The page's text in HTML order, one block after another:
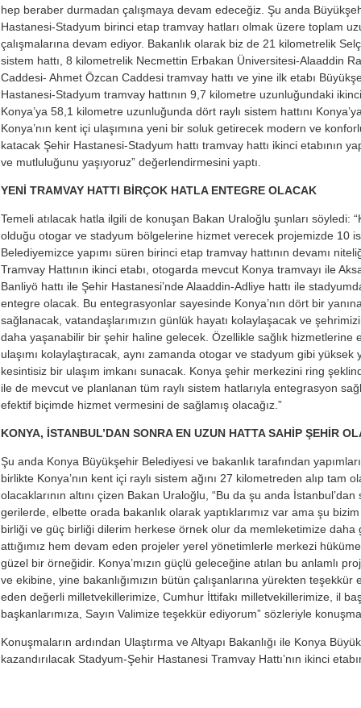
hep beraber durmadan çalışmaya devam edeceğiz. Şu anda
Hastanesi-Stadyum birinci etap tramvay hatları olmak üzere toplam
çalışmalarına devam ediyor. Bakanlık olarak biz de 21 kilometrelik
sistem hattı, 8 kilometrelik Necmettin Erbakan Üniversitesi-Alaaddin
Caddesi- Ahmet Özcan Caddesi tramvay hattı ve yine ilk etabı
Hastanesi-Stadyum tramvay hattının 9,7 kilometre uzunluğundaki
Konya’ya 58,1 kilometre uzunluğunda dört raylı sistem hattını
Konya’nın kent içi ulaşımına yeni bir soluk getirecek modern ve
katacak Şehir Hastanesi-Stadyum hattı tramvay hattı ikinci etabının
ve mutluluğunu yaşıyoruz” değerlendirmesini yaptı.
YENİ TRAMVAY HATTI BİRÇOK HATLA ENTEGRE OLACAK
Temeli atılacak hatla ilgili de konuşan Bakan Uraloğlu şunları söyledi:
olduğu otogar ve stadyum bölgelerine hizmet verecek projemizde 10
Belediyemizce yapımı süren birinci etap tramvay hattının devamı
Tramvay Hattının ikinci etabı, otogarda mevcut Konya tramvayı ile
Banliyö hattı ile Şehir Hastanesi’nde Alaaddin-Adliye hattı ile
entegre olacak. Bu entegrasyonlar sayesinde Konya’nın dört bir
sağlanacak, vatandaşlarımızın günlük hayatı kolaylaşacak ve
daha yaşanabilir bir şehir haline gelecek. Özellikle sağlık hizmetlerine
ulaşımı kolaylaştıracak, aynı zamanda otogar ve stadyum gibi
kesintisiz bir ulaşım imkanı sunacak. Konya şehir merkezini ring
ile de mevcut ve planlanan tüm raylı sistem hatlarıyla entegrasyon
efektif biçimde hizmet vermesini de sağlamış olacağız.”
KONYA, İSTANBUL’DAN SONRA EN UZUN HATTA SAHİP ŞEHİR
Şu anda Konya Büyükşehir Belediyesi ve bakanlık tarafından
birlikte Konya’nın kent içi raylı sistem ağını 27 kilometreden alıp tam
olacaklarının altını çizen Bakan Uraloğlu, “Bu da şu anda
gerilerde, elbette orada bakanlık olarak yaptıklarımız var ama şu
birliği ve güç birliği dilerim herkese örnek olur da memleketimize daha
attığımız hem devam eden projeler yerel yönetimlerle merkezi
güzel bir örneğidir. Konya’mızın güçlü geleceğine atılan bu anlamlı
ve ekibine, yine bakanlığımızın bütün çalışanlarına yürekten
eden değerli milletvekillerimize, Cumhur İttifakı milletvekillerimize, il
başkanlarımıza, Sayın Valimize teşekkür ediyorum” sözleriyle
Konuşmaların ardından Ulaştırma ve Altyapı Bakanlığı ile Konya
kazandırılacak Stadyum-Şehir Hastanesi Tramvay Hattı’nın ikinci